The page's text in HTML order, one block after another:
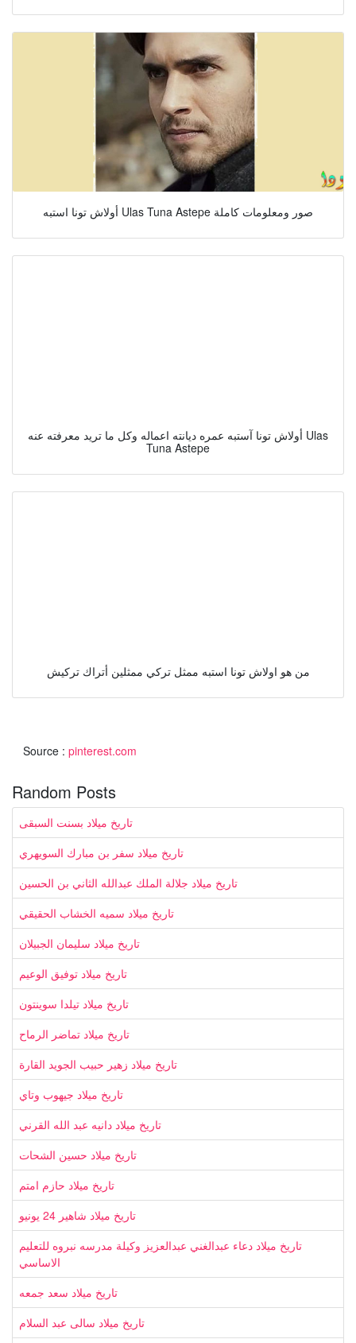
أولاش تونا استبه Ulas Tuna Astepe صور ومعلومات كاملة
أولاش تونا آستبه عمره ديانته اعماله وكل ما تريد معرفته عنه Ulas
Tuna Astepe
من هو اولاش تونا استبه ممثل تركي ممثلين أتراك تركيش
Source : pinterest.com
Random Posts
تاريخ ميلاد بسنت السبقى
تاريخ ميلاد سفر بن مبارك السويهري
تاريخ ميلاد جلالة الملك عبدالله الثاني بن الحسين
تاريخ ميلاد سميه الخشاب الحقيقي
تاريخ ميلاد سليمان الجبيلان
تاريخ ميلاد توفيق الوعيم
تاريخ ميلاد تيلدا سوينتون
تاريخ ميلاد تماضر الرماح
تاريخ ميلاد زهير حبيب الجويد القارة
تاريخ ميلاد جيهوب وتاي
تاريخ ميلاد دانيه عبد الله القرني
تاريخ ميلاد حسين الشحات
تاريخ ميلاد حازم امتم
تاريخ ميلاد شاهير 24 يونيو
تاريخ ميلاد دعاء عبدالغني عبدالعزيز وكيلة مدرسه نبروه للتعليم
الاساسي
تاريخ ميلاد سعد جمعه
تاريخ ميلاد سالى عبد السلام